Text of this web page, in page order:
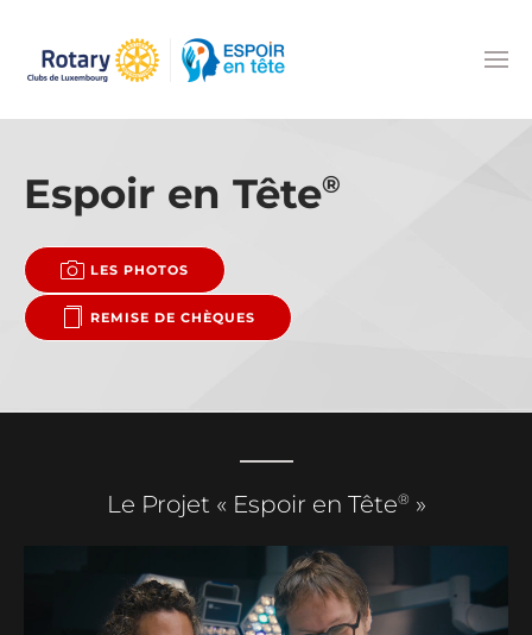
Accéder au contenu principal
Espoir en Tête®
LES PHOTOS
REMISE DE CHÈQUES
Le Projet « Espoir en Tête® »